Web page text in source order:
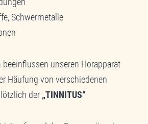
Schwermetalle
beeinflussen unseren Hörapparat
Häufung von verschiedenen
der „TINNITUS“